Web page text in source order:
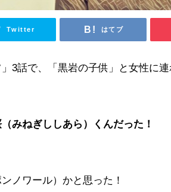
Twitter はてブ
3話で、「黒岩の子供」と女性に連
みねぎししあら）くんだった！
ノワール）かと思った！